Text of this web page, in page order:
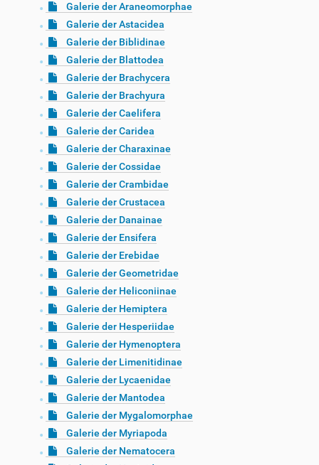
Galerie der Araneomorphae
Galerie der Astacidea
Galerie der Biblidinae
Galerie der Blattodea
Galerie der Brachycera
Galerie der Brachyura
Galerie der Caelifera
Galerie der Caridea
Galerie der Charaxinae
Galerie der Cossidae
Galerie der Crambidae
Galerie der Crustacea
Galerie der Danainae
Galerie der Ensifera
Galerie der Erebidae
Galerie der Geometridae
Galerie der Heliconiinae
Galerie der Hemiptera
Galerie der Hesperiidae
Galerie der Hymenoptera
Galerie der Limenitidinae
Galerie der Lycaenidae
Galerie der Mantodea
Galerie der Mygalomorphae
Galerie der Myriapoda
Galerie der Nematocera